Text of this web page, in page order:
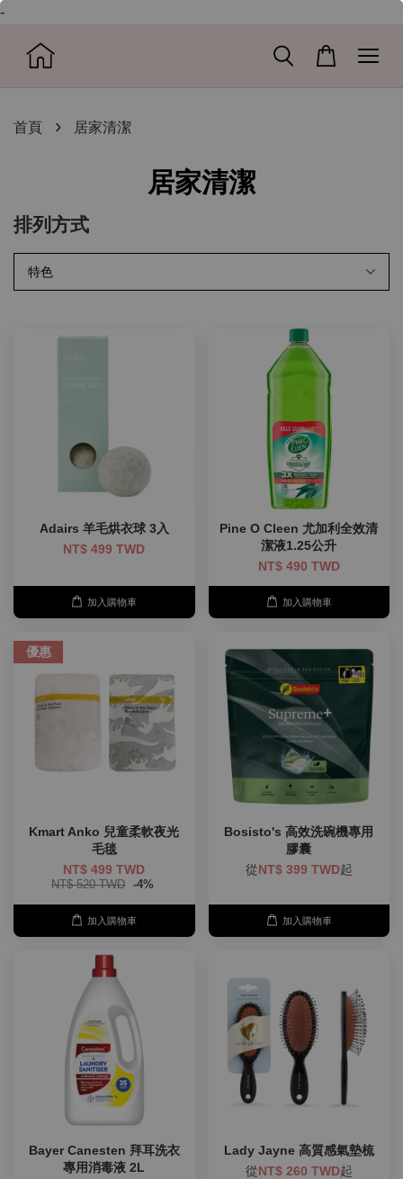
-
首頁 › 居家清潔
居家清潔
排列方式
Adairs 羊毛烘衣球 3入
NT$ 499 TWD
加入購物車
Pine O Cleen 尤加利全效清
潔液1.25公升
NT$ 490 TWD
加入購物車
優惠
Kmart Anko 兒童柔軟夜光
毛毯
NT$ 499 TWD
NT$ 520 TWD -4%
加入購物車
Bosisto's 高效洗碗機專用
膠囊
從NT$ 399 TWD起
加入購物車
Bayer Canesten 拜耳洗衣
專用消毒液 2L
Lady Jayne 高質感氣墊梳
從NT$ 260 TWD起